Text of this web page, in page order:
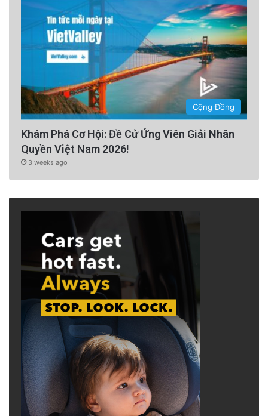
Tin Từ SBTNRead More
Nam Cali
Cộng Đồng
Khám Phá Cơ Hội: Đề Cử Ứng Viên Giải Nhân
Quyền Việt Nam 2026!
3 weeks ago